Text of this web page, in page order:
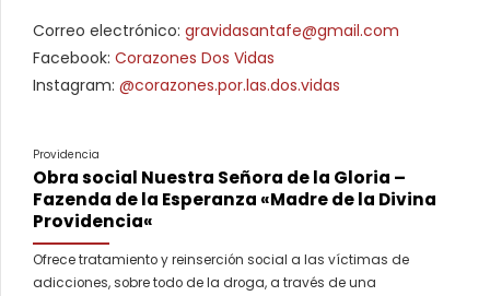
Correo electrónico: gravidasantafe@gmail.com
Facebook: Corazones Dos Vidas
Instagram: @corazones.por.las.dos.vidas
Providencia
Obra social Nuestra Señora de la Gloria –
Fazenda de la Esperanza «Madre de la Divina
Providencia«
Ofrece tratamiento y reinserción social a las víctimas de
adicciones, sobre todo de la droga, a través de una